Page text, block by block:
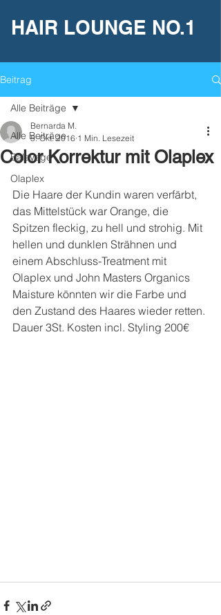
HAIR LOUNGE NO.1
Beitrag
Alle Beiträge
Balayage
Olaplex
Alle Beiträge
Color Korrektur mit Olaplex
Bernarda M.
5. Okt. 2016 1 Min. Lesezeit
Die Haare der Kundin waren verfärbt,
das Mittelstück war Orange, die
Spitzen fleckig, zu hell und strohig. Mit
hellen und dunklen Strähnen und
einem Abschluss-Treatment mit
Olaplex und John Masters Organics
Maisture könnten wir die Farbe und
den Zustand des Haares wieder retten.
Dauer 3St. Kosten incl. Styling 200€